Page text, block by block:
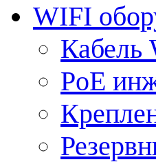
WIFI
Кабель
PoE